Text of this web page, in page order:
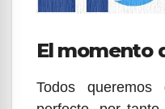
El momento
Todos